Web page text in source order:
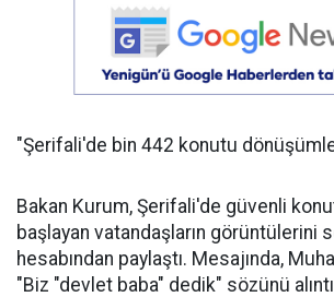
"Şerifali'de bin 442 konutu
Bakan Kurum, Şerifali'de güvenli
başlayan vatandaşların görüntülerini
hesabından paylaştı. Mesajında,
"Biz "devlet baba" dedik" sözünü